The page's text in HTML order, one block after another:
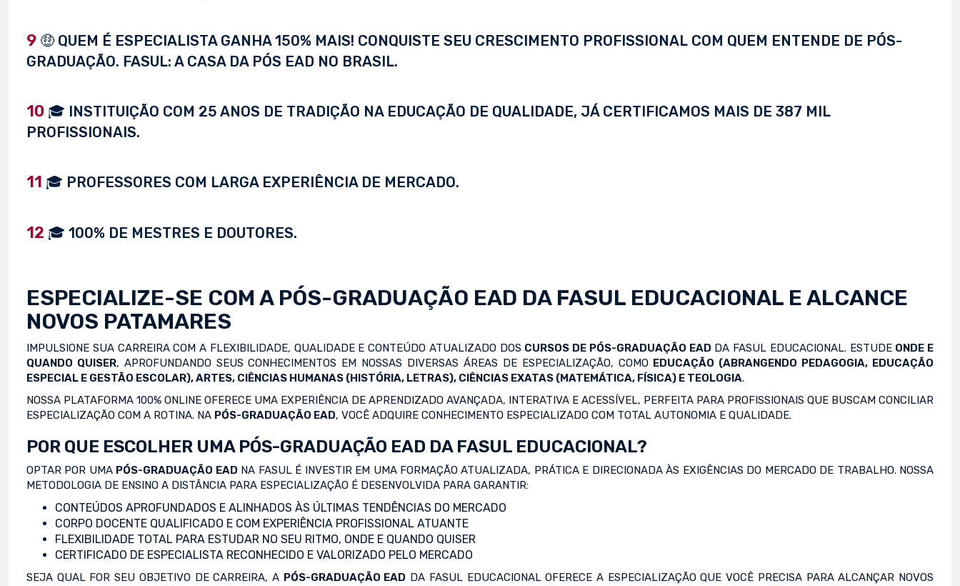
9 🤑 QUEM É ESPECIALISTA GANHA 150% MAIS! CONQUISTE SEU CRESCIMENTO PROFISSIONAL COM QUEM ENTENDE DE PÓS-
GRADUAÇÃO. FASUL: A CASA DA PÓS EAD NO BRASIL.
10 🎓 INSTITUIÇÃO COM 25 ANOS DE TRADIÇÃO NA EDUCAÇÃO DE QUALIDADE, JÁ CERTIFICAMOS MAIS DE 387 MIL
PROFISSIONAIS.
11 🎓 PROFESSORES COM LARGA EXPERIÊNCIA DE MERCADO.
12 🎓 100% DE MESTRES E DOUTORES.
ESPECIALIZE-SE COM A PÓS-GRADUAÇÃO EAD DA FASUL EDUCACIONAL E ALCANCE
NOVOS PATAMARES
IMPULSIONE SUA CARREIRA COM A FLEXIBILIDADE, QUALIDADE E CONTEÚDO ATUALIZADO DOS CURSOS DE PÓS-GRADUAÇÃO EAD DA FASUL EDUCACIONAL. ESTUDE ONDE E
QUANDO QUISER, APROFUNDANDO SEUS CONHECIMENTOS EM NOSSAS DIVERSAS ÁREAS DE ESPECIALIZAÇÃO, COMO EDUCAÇÃO (ABRANGENDO PEDAGOGIA, EDUCAÇÃO
ESPECIAL E GESTÃO ESCOLAR), ARTES, CIÊNCIAS HUMANAS (HISTÓRIA, LETRAS), CIÊNCIAS EXATAS (MATEMÁTICA, FÍSICA) E TEOLOGIA.
NOSSA PLATAFORMA 100% ONLINE OFERECE UMA EXPERIÊNCIA DE APRENDIZADO AVANÇADA, INTERATIVA E ACESSÍVEL, PERFEITA PARA PROFISSIONAIS QUE BUSCAM CONCILIAR
ESPECIALIZAÇÃO COM A ROTINA. NA PÓS-GRADUAÇÃO EAD, VOCÊ ADQUIRE CONHECIMENTO ESPECIALIZADO COM TOTAL AUTONOMIA E QUALIDADE.
POR QUE ESCOLHER UMA PÓS-GRADUAÇÃO EAD DA FASUL EDUCACIONAL?
OPTAR POR UMA PÓS-GRADUAÇÃO EAD NA FASUL É INVESTIR EM UMA FORMAÇÃO ATUALIZADA, PRÁTICA E DIRECIONADA ÀS EXIGÊNCIAS DO MERCADO DE TRABALHO. NOSSA
METODOLOGIA DE ENSINO A DISTÂNCIA PARA ESPECIALIZAÇÃO É DESENVOLVIDA PARA GARANTIR:
CONTEÚDOS APROFUNDADOS E ALINHADOS ÀS ÚLTIMAS TENDÊNCIAS DO MERCADO
CORPO DOCENTE QUALIFICADO E COM EXPERIÊNCIA PROFISSIONAL ATUANTE
FLEXIBILIDADE TOTAL PARA ESTUDAR NO SEU RITMO, ONDE E QUANDO QUISER
CERTIFICADO DE ESPECIALISTA RECONHECIDO E VALORIZADO PELO MERCADO
SEJA QUAL FOR SEU OBJETIVO DE CARREIRA, A PÓS-GRADUAÇÃO EAD DA FASUL EDUCACIONAL OFERECE A ESPECIALIZAÇÃO QUE VOCÊ PRECISA PARA ALCANÇAR NOVOS